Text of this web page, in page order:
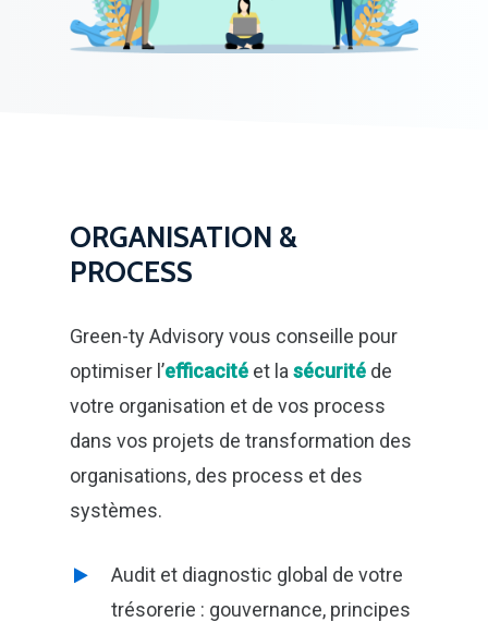
ORGANISATION &
PROCESS
Green-ty Advisory vous conseille pour
optimiser l’ efficacitéet lasécuritéde
votre organisation et de vos process
dans vos projets de transformation des
organisations, des process et des
systèmes.
Audit et diagnostic global de votre
trésorerie : gouvernance, principes